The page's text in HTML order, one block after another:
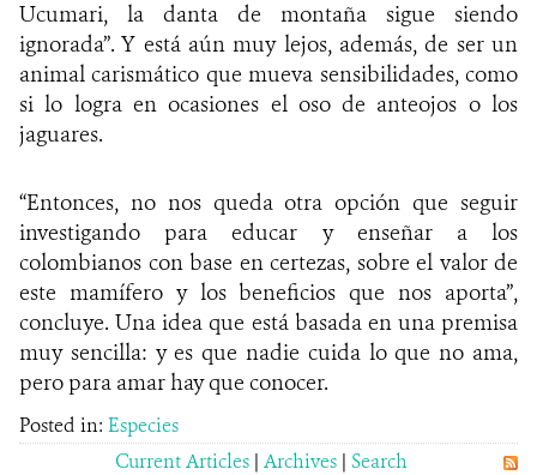
Ucumari, la danta de montaña sigue siendo
ignorada”. Y está aún muy lejos, además, de ser un
animal carismático que mueva sensibilidades, como
si lo logra en ocasiones el oso de anteojos o los
jaguares.
“Entonces, no nos queda otra opción que seguir
investigando para educar y enseñar a los
colombianos con base en certezas, sobre el valor de
este mamífero y los beneficios que nos aporta”,
concluye. Una idea que está basada en una premisa
muy sencilla: y es que nadie cuida lo que no ama,
pero para amar hay que conocer.
Posted in: Especies
Current Articles | Archives | Search